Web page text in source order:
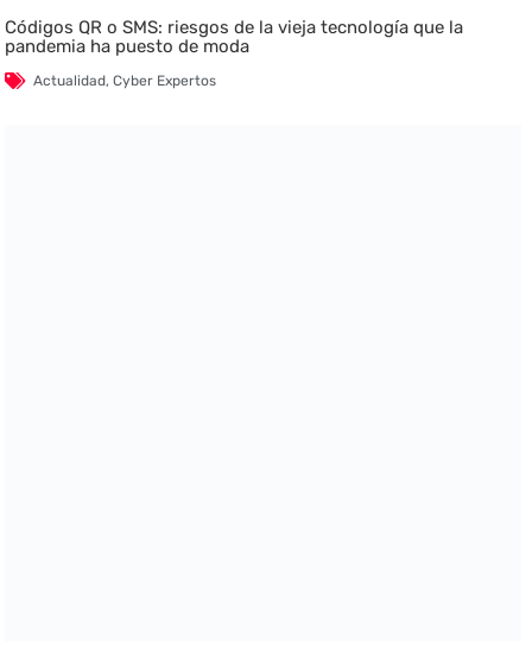
Códigos QR o SMS: riesgos de la vieja tecnología que la
pandemia ha puesto de moda
Actualidad,Cyber Expertos